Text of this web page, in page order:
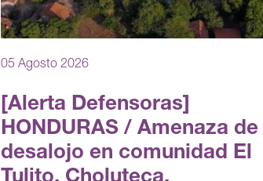
05 Agosto 2026
[Alerta Defensoras]
HONDURAS / Amenaza de
desalojo en comunidad El